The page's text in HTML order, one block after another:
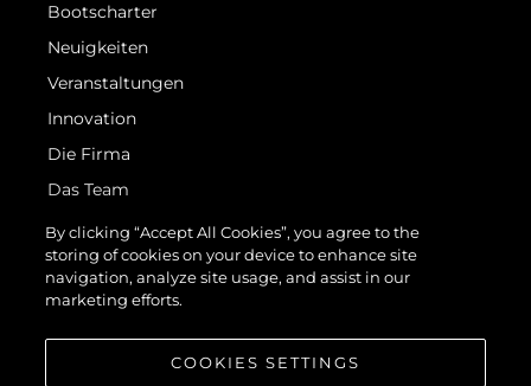
Bootscharter
Neuigkeiten
Veranstaltungen
Innovation
Die Firma
Das Team
Lifestyle
Geschichte
Italy Adventures
By clicking “Accept All Cookies”, you agree to the
storing of cookies on your device to enhance site
navigation, analyze site usage, and assist in our
marketing efforts.
COOKIES SETTINGS